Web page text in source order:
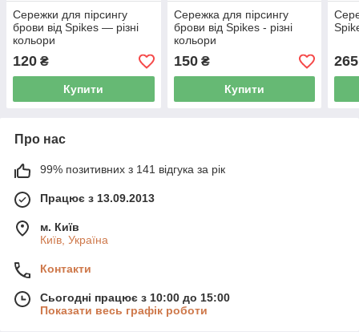
Сережки для пірсингу
брови від Spikes — різні
кольори
120 ₴
Купити
Сережка для пірсингу
брови від Spikes - різні
кольори
150₴
Купити
265
Про нас
99% позитивних з 141 відгука за рік
Працює з 13.09.2013
м. Київ
Київ, Україна
Контакти
Сьогодні працює з 10:00 до 15:00
Показати весь графік роботи